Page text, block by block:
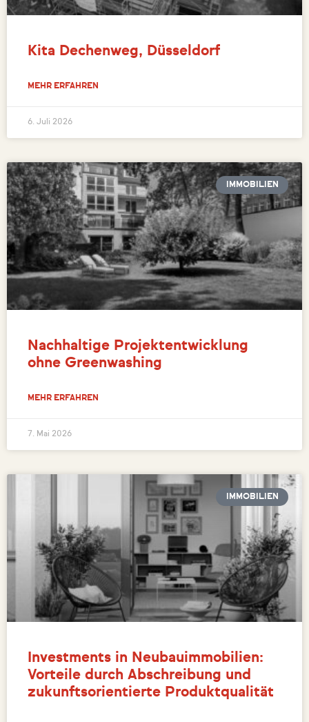
Kita Dechenweg, Düsseldorf
MEHR ERFAHREN
6. Juli 2026
IMMOBILIEN
Nachhaltige Projektentwicklung
ohne Greenwashing
MEHR ERFAHREN
7. Mai 2026
IMMOBILIEN
Investments in Neubauimmobilien:
Vorteile durch Abschreibung und
zukunftsorientierte Produktqualität